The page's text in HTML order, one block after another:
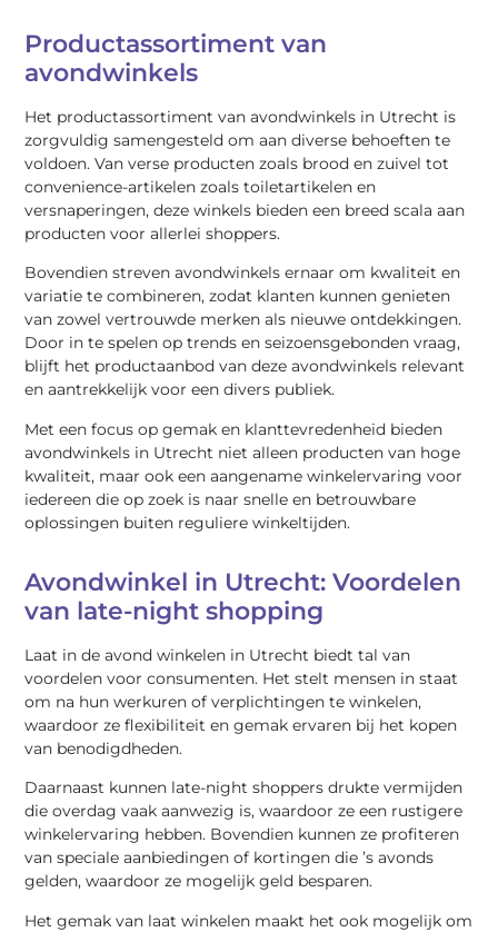
Productassortiment van
avondwinkels
Het productassortiment van avondwinkels in Utrecht is
zorgvuldig samengesteld om aan diverse behoeften te
voldoen. Van verse producten zoals brood en zuivel tot
convenience-artikelen zoals toiletartikelen en
versnaperingen, deze winkels bieden een breed scala aan
producten voor allerlei shoppers.
Bovendien streven avondwinkels ernaar om kwaliteit en
variatie te combineren, zodat klanten kunnen genieten
van zowel vertrouwde merken als nieuwe ontdekkingen.
Door in te spelen op trends en seizoensgebonden vraag,
blijft het productaanbod van deze avondwinkels relevant
en aantrekkelijk voor een divers publiek.
Met een focus op gemak en klanttevredenheid bieden
avondwinkels in Utrecht niet alleen producten van hoge
kwaliteit, maar ook een aangename winkelervaring voor
iedereen die op zoek is naar snelle en betrouwbare
oplossingen buiten reguliere winkeltijden.
Avondwinkel in Utrecht: Voordelen
van late-night shopping
Laat in de avond winkelen in Utrecht biedt tal van
voordelen voor consumenten. Het stelt mensen in staat
om na hun werkuren of verplichtingen te winkelen,
waardoor ze flexibiliteit en gemak ervaren bij het kopen
van benodigdheden.
Daarnaast kunnen late-night shoppers drukte vermijden
die overdag vaak aanwezig is, waardoor ze een rustigere
winkelervaring hebben. Bovendien kunnen ze profiteren
van speciale aanbiedingen of kortingen die ’s avonds
gelden, waardoor ze mogelijk geld besparen.
Het gemak van laat winkelen maakt het ook mogelijk om